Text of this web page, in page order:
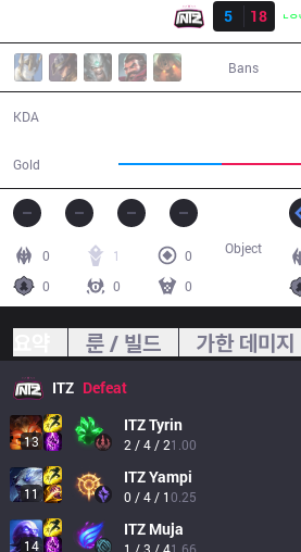
5
18
Bans
KDA
Gold
0 1
0
0
0 0
Object
룬 / 빌드 가한 데미지
ITZ Defeat
13
ITZTyrin
2 / 4 / 21.00
11
ITZYampi
0 / 4 / 10.25
14
ITZ Muja